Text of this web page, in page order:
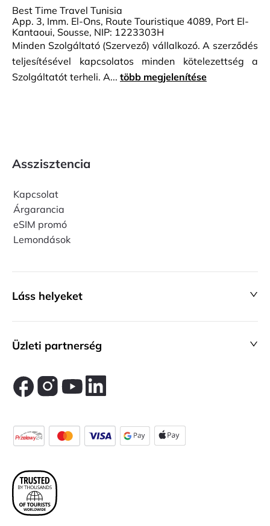
Best Time Travel Tunisia
App. 3, Imm. El-Ons, Route Touristique 4089, Port El-
Kantaoui, Sousse, NIP: 1223303H
Minden Szolgáltató (Szervező) vállalkozó. A szerződés
teljesítésével kapcsolatos minden kötelezettség a
Szolgáltatót terheli. A... több megjelenítése
Asszisztencia
Kapcsolat
Árgarancia
eSIM promó
Lemondások
Láss helyeket
Üzleti partnerség